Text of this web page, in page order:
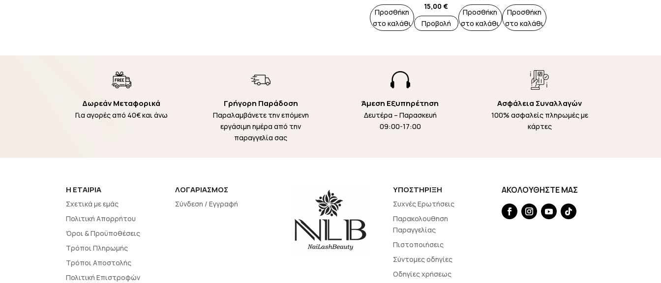
Προσθήκη
στο καλάθι
15,00€
Προβολή
Προσθήκη
στο καλάθι
Προσθήκη
στο καλάθι
Δωρεάν Μεταφορικά
Για αγορές από 40€ και άνω
Γρήγορη Παράδοση
Παραλαμβάνετε την επόμενη
εργάσιμη ημέρα από την
παραγγελία σας

Άμεση Εξυπηρέτηση
Δευτέρα – Παρασκευή
09:00-17:00
Ασφάλεια Συναλλαγών
100% ασφαλείς πληρωμές με
κάρτες
H EΤΑΙΡΙΑ
Σχετικά με εμάς
Πολιτική Απορρήτου
Όροι & Προϋποθέσεις
Τρόποι Πληρωμής
Τρόποι Αποστολής
Πολιτική Επιστροφών
ΛΟΓΑΡΙΑΣΜΟΣ
Σύνδεση / Εγγραφή
ΥΠΟΣΤΗΡΙΞΗ
Συχνές Ερωτήσεις
Παρακολουθηση
Παραγγελίας
Πιστοποιήσεις
Σύντομες οδηγίες
Οδηγίες χρήσεως
ΑΚΟΛΟΥΘΗΣΤΕ ΜΑΣ